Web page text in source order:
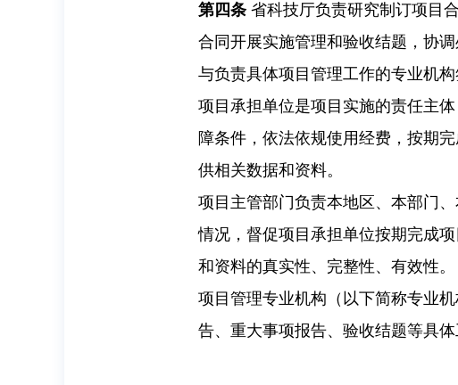
第四条 省科技厅负责研究制订项目
合同开展实施管理和验收结题，协
与负责具体项目管理工作的专业机
项目承担单位是项目实施的责任主
障条件，依法依规使用经费，按期
供相关数据和资料。
项目主管部门负责本地区、本部门
情况，督促项目承担单位按期完成
和资料的真实性、完整性、有效性。
项目管理专业机构（以下简称专业
告、重大事项报告、验收结题等具